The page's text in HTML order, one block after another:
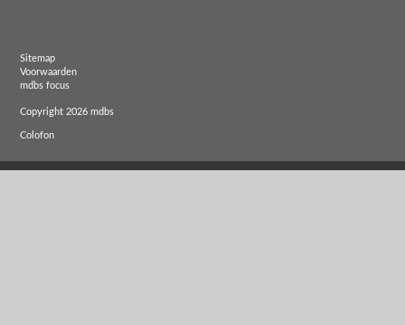
Sitemap
Voorwaarden
mdbs focus
Copyright 2026 mdbs
Colofon